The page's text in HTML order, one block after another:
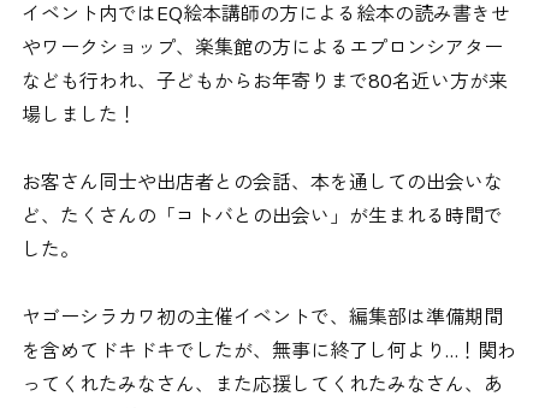
イベント内ではEQ絵本講師の方による絵本の読み書きせ
やワークショップ、楽集館の方によるエプロンシアター
なども行われ、子どもからお年寄りまで80名近い方が来
場しました！
お客さん同士や出店者との会話、本を通しての出会いな
ど、たくさんの「コトバとの出会い」が生まれる時間で
した。
ヤゴーシラカワ初の主催イベントで、編集部は準備期間
を含めてドキドキでしたが、無事に終了し何より…！関わ
ってくれたみなさん、また応援してくれたみなさん、あ